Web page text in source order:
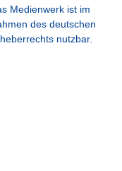
Medienwerk ist im
des deutschen
nutzbar.